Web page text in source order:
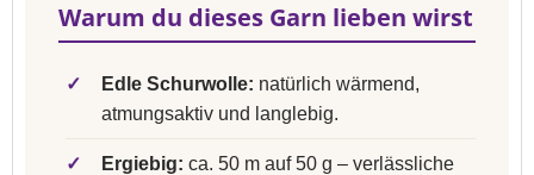
Warum du dieses Garn lieben wirst
✓ Edle Schurwolle: natürlich wärmend,
atmungsaktiv und langlebig.
✓ Ergiebig: ca. 50 m auf 50 g – verlässliche